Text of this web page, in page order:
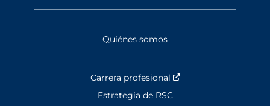
Quiénes somos
Carrera profesional
Nouvelle fenêtre
Estrategia de RSC